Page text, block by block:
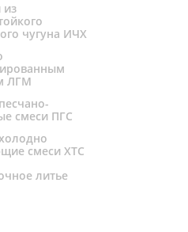
из
чугуна ИЧХ
ЛГМ
смеси ПГС
смеси ХТС
литье